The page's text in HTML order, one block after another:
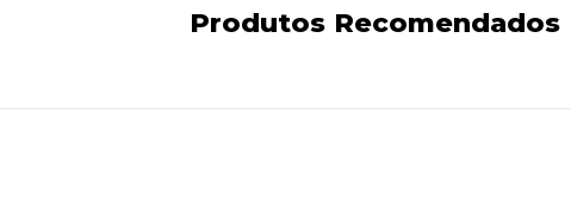
Produtos Recomendados